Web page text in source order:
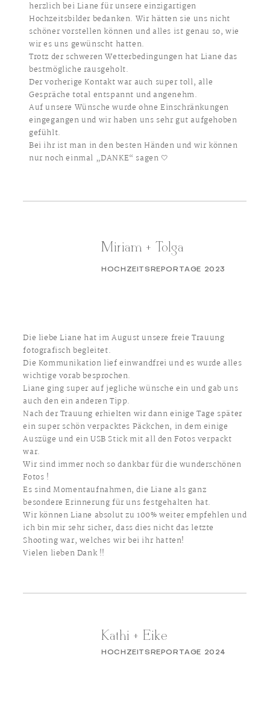
herzlich bei Liane für unsere einzigartigen
Hochzeitsbilder bedanken. Wir hätten sie uns nicht
schöner vorstellen können und alles ist genau so, wie
wir es uns gewünscht hatten.
Trotz der schweren Wetterbedingungen hat Liane das
bestmögliche rausgeholt.
Der vorherige Kontakt war auch super toll, alle
Gespräche total entspannt und angenehm.
Auf unsere Wünsche wurde ohne Einschränkungen
eingegangen und wir haben uns sehr gut aufgehoben
gefühlt.
Bei ihr ist man in den besten Händen und wir können
nur noch einmal „DANKE“ sagen 🤍
HOCHZEITSREPORTAGE 2023
Miriam + Tolga
Die liebe Liane hat im August unsere freie Trauung
fotografisch begleitet.
Die Kommunikation lief einwandfrei und es wurde alles
wichtige vorab besprochen.
Liane ging super auf jegliche wünsche ein und gab uns
auch den ein anderen Tipp.
Nach der Trauung erhielten wir dann einige Tage später
ein super schön verpacktes Päckchen, in dem einige
Auszüge und ein USB Stick mit all den Fotos verpackt
war.
Wir sind immer noch so dankbar für die wunderschönen
Fotos !
Es sind Momentaufnahmen, die Liane als ganz
besondere Erinnerung für uns festgehalten hat.
Wir können Liane absolut zu 100% weiter empfehlen und
ich bin mir sehr sicher, dass dies nicht das letzte
Shooting war, welches wir bei ihr hatten!
Vielen lieben Dank !!
Kathi + Eike
HOCHZEITSREPORTAGE 2024